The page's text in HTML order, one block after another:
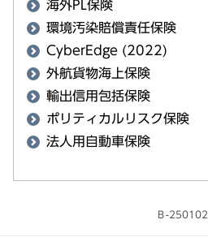
海外PL保険
環境汚染賠償責任保険
CyberEdge (2022)
外航貨物海上保険
輸出信用包括保険
ポリティカルリスク保険
法人用自動車保険
Ｂ-250102